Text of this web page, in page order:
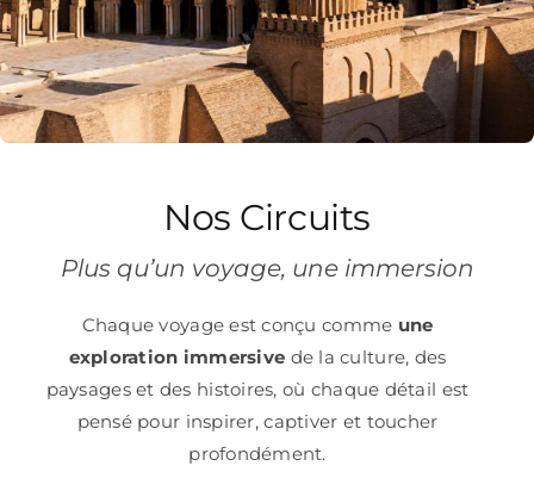
Nos Circuits
Plus qu’un voyage, une immersion
Chaque voyage est conçu comme une
exploration immersive de la culture, des
paysages et des histoires, où chaque détail est
pensé pour inspirer, captiver et toucher
profondément.